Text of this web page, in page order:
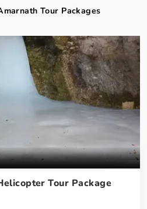
Tour Packages
Tour Package